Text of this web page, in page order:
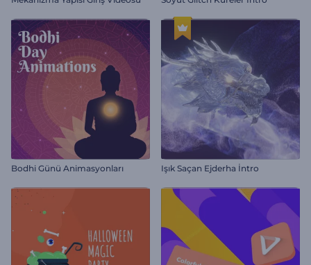
Bodhi Günü Animasyonları Işık Saçan Ejderha İntro